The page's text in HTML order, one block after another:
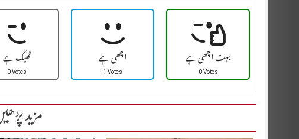
ٹھیک ہے
0 Votes اچھی ہے
1 Votes بہت اچھی ہے
0 Votes
مزید